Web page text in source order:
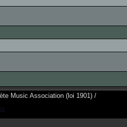
Music Association (loi 1901) /